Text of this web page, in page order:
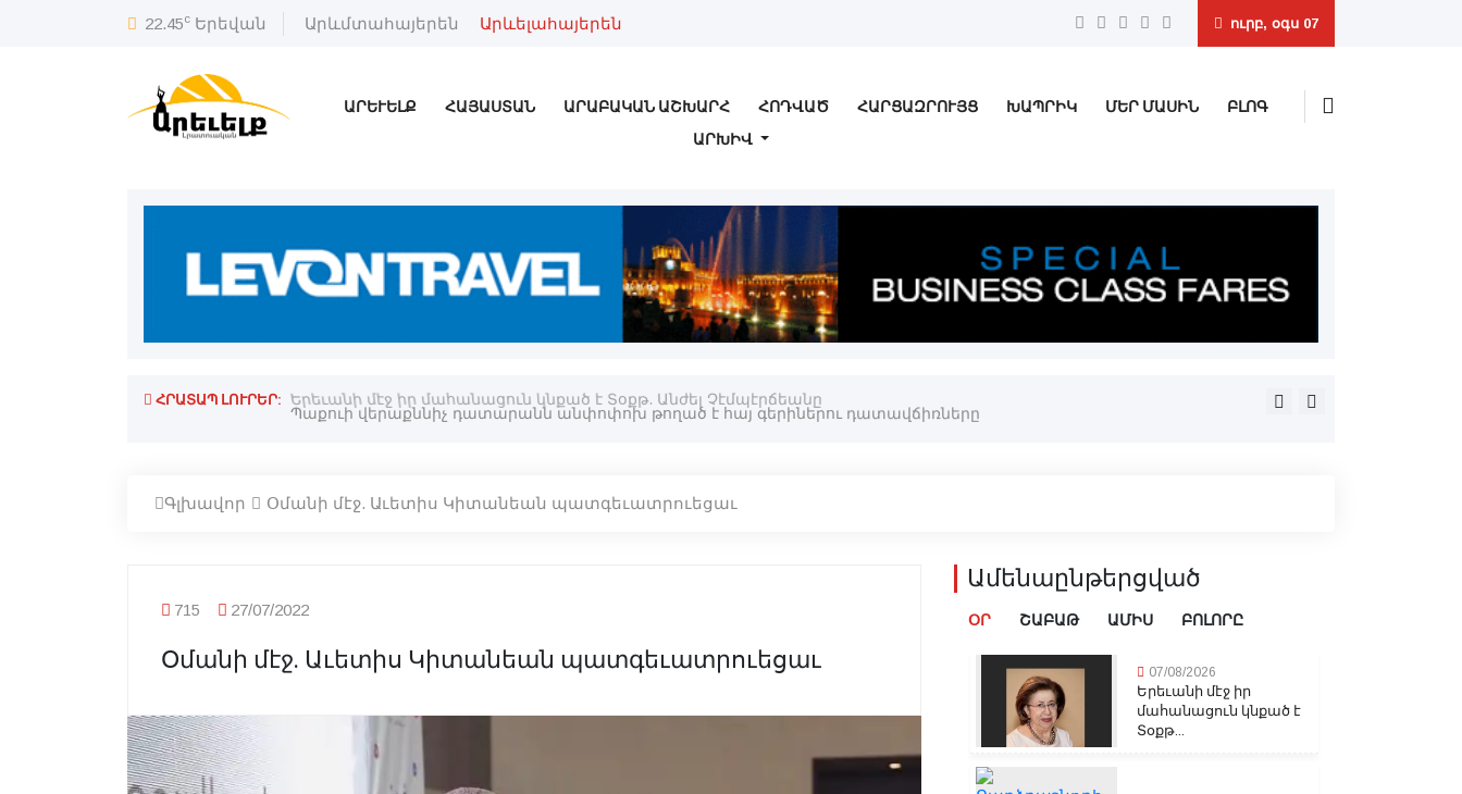
22.45c Երեվան Արևմտահայերեն Արևելահայերեն ուրբ, օգս 07
ԱՐԵՒԵԼՔ ՀԱՅԱՍՏԱՆ ԱՐԱԲԱԿԱՆ ԱՇԽԱՐՀ ՀՈԴՎԱԾ ՀԱՐՑԱԶՐՈՒՅՑ ԽԱՊՐԻԿ ՄԵՐ ՄԱՍԻՆ
ԲԼՈԳ
ԱՐԽԻՎ
ՀՐԱՏԱՊ ԼՈՒՐԵՐ: Երեւանի մէջ իր մահանացուն կնքած է Տօքթ. Անժել Չէմպէրճեանը
Բարձրաշնորհ Տէր Յովնան
Գլխավոր Օմանի մէջ. Աւետիս Կիտանեան պատգեւատրուեցաւ
715 27/07/2022
Օմանի մէջ. Աւետիս Կիտանեան պատգեւատրուեցաւ
Ամենաընթերցված
ՕՐ ՇԱԲԱԹ ԱՄԻՍ ԲՈԼՈՐԸ
07/08/2026
Երեւանի մէջ իր
մահանացուն կնքած է
Տօքթ...